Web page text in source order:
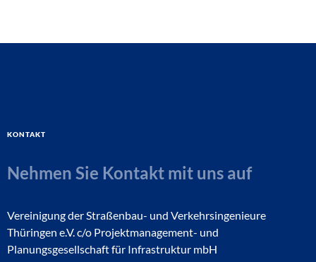
Kontakt
Nehmen Sie Kontakt mit uns auf
Vereinigung der Straßenbau- und Verkehrsingenieure
Thüringen e.V. c/o Projektmanagement- und
Planungsgesellschaft für Infrastruktur mbH